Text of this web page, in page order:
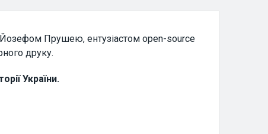
Йозефом Прушею, ентузіастом open-source
друку.
України.